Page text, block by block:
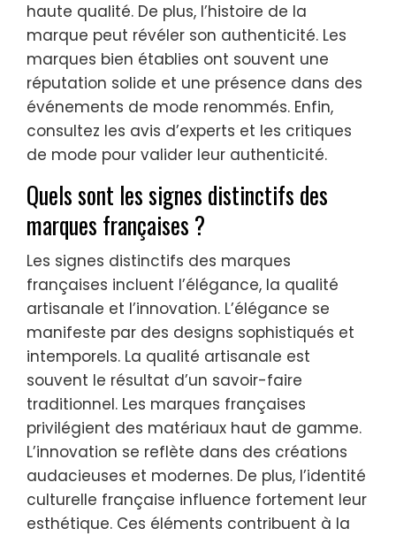
haute qualité. De plus, l’histoire de la
marque peut révéler son authenticité. Les
marques bien établies ont souvent une
réputation solide et une présence dans des
événements de mode renommés. Enfin,
consultez les avis d’experts et les critiques
de mode pour valider leur authenticité.
Quels sont les signes distinctifs des
marques françaises ?
Les signes distinctifs des marques
françaises incluent l’élégance, la qualité
artisanale et l’innovation. L’élégance se
manifeste par des designs sophistiqués et
intemporels. La qualité artisanale est
souvent le résultat d’un savoir-faire
traditionnel. Les marques françaises
privilégient des matériaux haut de gamme.
L’innovation se reflète dans des créations
audacieuses et modernes. De plus, l’identité
culturelle française influence fortement leur
esthétique. Ces éléments contribuent à la